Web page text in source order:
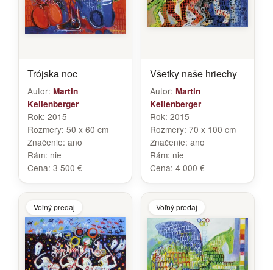
Trójska noc
Autor: Martin
Kellenberger
Rok: 2015
Rozmery: 50 x 60 cm
Značenie: ano
Rám: nie
Cena: 3 500 €
Všetky naše hriechy
Autor: Martin
Kellenberger
Rok: 2015
Rozmery: 70 x 100 cm
Značenie: ano
Rám: nie
Cena: 4 000 €
Voľný predaj Voľný predaj